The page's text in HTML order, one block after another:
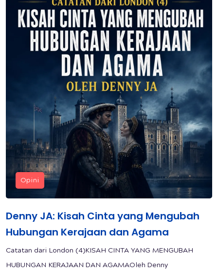
Opini
Denny JA: Kisah Cinta yang Mengubah
Hubungan Kerajaan dan Agama
Catatan dari London (4)KISAH CINTA YANG MENGUBAH
HUBUNGAN KERAJAAN DAN AGAMAOleh Denny